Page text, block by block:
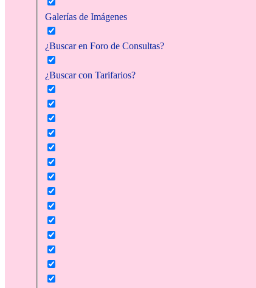
Galerías de Imágenes
¿Buscar en Foro de Consultas?
¿Buscar con Tarifarios?